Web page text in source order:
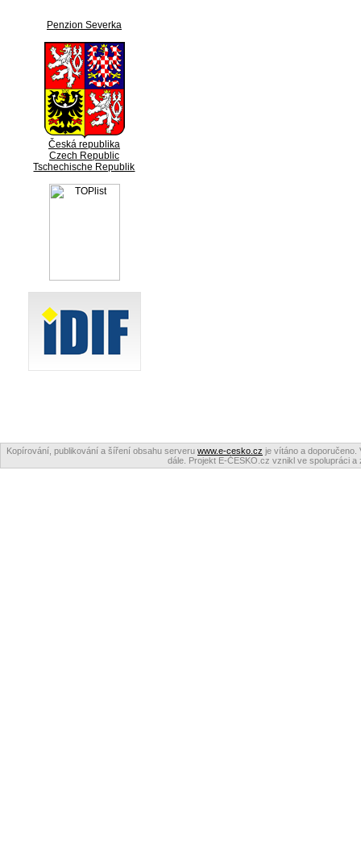
Penzion Severka
Česká republika
Czech Republic
Tschechische Republik
Kopírování, publikování a šíření obsahu serveru www.e-cesko.cz je vítáno a doporučeno.
dále. Projekt E-ČESKO.cz vznikl ve spolupráci